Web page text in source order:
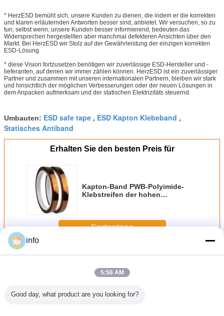
* HerzESD bemüht sich, unsere Kunden zu dienen, die indem er die korrekten
und klaren erläuternden Antworten besser sind, anbietet. Wir versuchen, so zu
tun, selbst wenn, unsere Kunden besser informierend, bedeuten das
Widersprechen hergestellten aber manchmal defekteren Ansichten über den
Markt. Bei HerzESD wir Stolz auf der Gewährleistung der einzigen korrekten
ESD-Lösung.
* diese Vision fortzusetzen benötigen wir zuverlässige ESD-Hersteller und -
lieferanten, auf denen wir immer zählen können. HerzESD ist ein zuverlässiger
Partner und zusammen mit unseren internationalen Partnern, bleiben wir stark
und hinsichtlich der möglichen Verbesserungen oder der neuen Lösungen in
dem Anpacken aufmerksam und der statischen Elektrizitäts steuernd.
Umbauten: ESD safe tape , ESD Kapton Klebeband ,
Statisches Antiband
Erhalten Sie den besten Preis für
Kapton-Band PWB-Polyimide-
Klebstreifen der hohen
Fortsetzen
MehrWarnendes Band ESD
info
5:56 AM
Good day, what product are you looking for?